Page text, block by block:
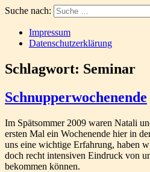
Suche nach:
Impressum
Datenschutzerklärung
Schlagwort: Seminar
Schnupperwochenende
Im Spätsommer 2009 waren Natali
ersten Mal ein Wochenende hier in
uns eine wichtige Erfahrung, haben
doch recht intensiven Eindruck von
bekommen können.